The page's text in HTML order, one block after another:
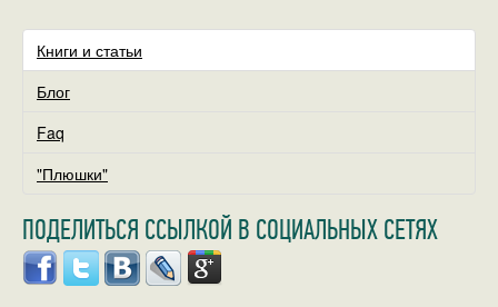
Книги и статьи
Блог
Faq
"Плюшки"
ПОДЕЛИТЬСЯ ССЫЛКОЙ В СОЦИАЛЬНЫХ СЕТЯХ